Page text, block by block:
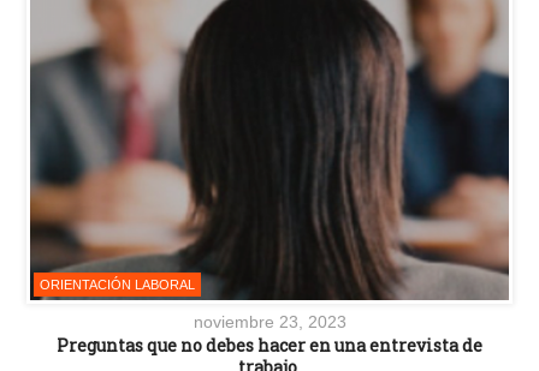
ORIENTACIÓN LABORAL
noviembre 23, 2023
Preguntas que no debes hacer en una entrevista de